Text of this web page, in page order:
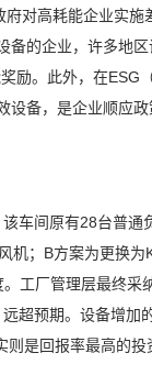
对高耗能企业实施
的企业，许多地
励。此外，在ESG
备，是企业顺应
车间原有28台普通
机；B方案为更换
工厂管理层最终采
超预期。设备增加
则是回报率最高的投